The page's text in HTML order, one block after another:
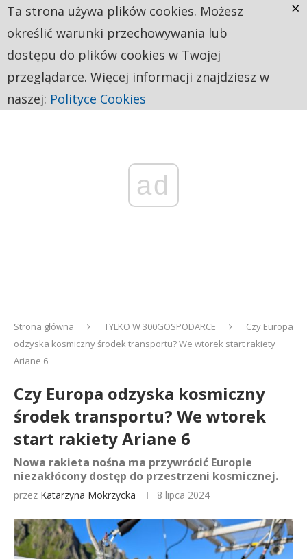
ad
Strona główna TYLKO W 300GOSPODARCE
Czy Europa
odzyska kosmiczny środek transportu? We wtorek start rakiety
Ariane 6
Czy Europa odzyska kosmiczny
środek transportu? We wtorek
start rakiety Ariane 6
Nowa rakieta nośna ma przywrócić Europie
niezakłócony dostęp do przestrzeni kosmicznej.
przez Katarzyna Mokrzycka 8 lipca 2024
Ta strona używa plików cookies. Możesz
określić warunki przechowywania lub
dostępu do plików cookies w Twojej
przeglądarce. Więcej informacji znajdziesz w
naszej: Polityce Cookies
×